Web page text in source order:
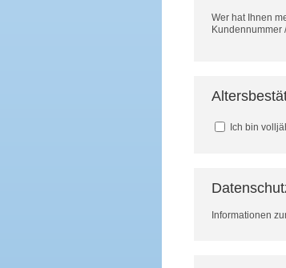
Wer hat Ihnen
Kundennummer
Ich bin
Informationen